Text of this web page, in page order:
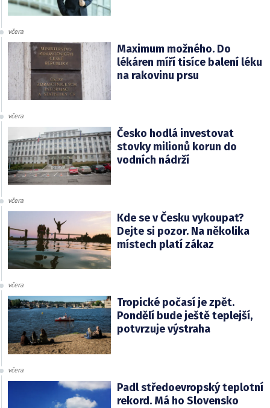
včera
Maximum možného. Do
lékáren míří tisíce balení léku
na rakovinu prsu
včera
Česko hodlá investovat
stovky milionů korun do
vodních nádrží
včera
Kde se v Česku vykoupat?
Dejte si pozor. Na několika
místech platí zákaz
včera
Tropické počasí je zpět.
Pondělí bude ještě teplejší,
potvrzuje výstraha
včera
Padl středoevropský teplotní
rekord. Má ho Slovensko